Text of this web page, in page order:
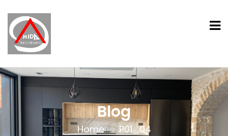
Blog
Home P01_04